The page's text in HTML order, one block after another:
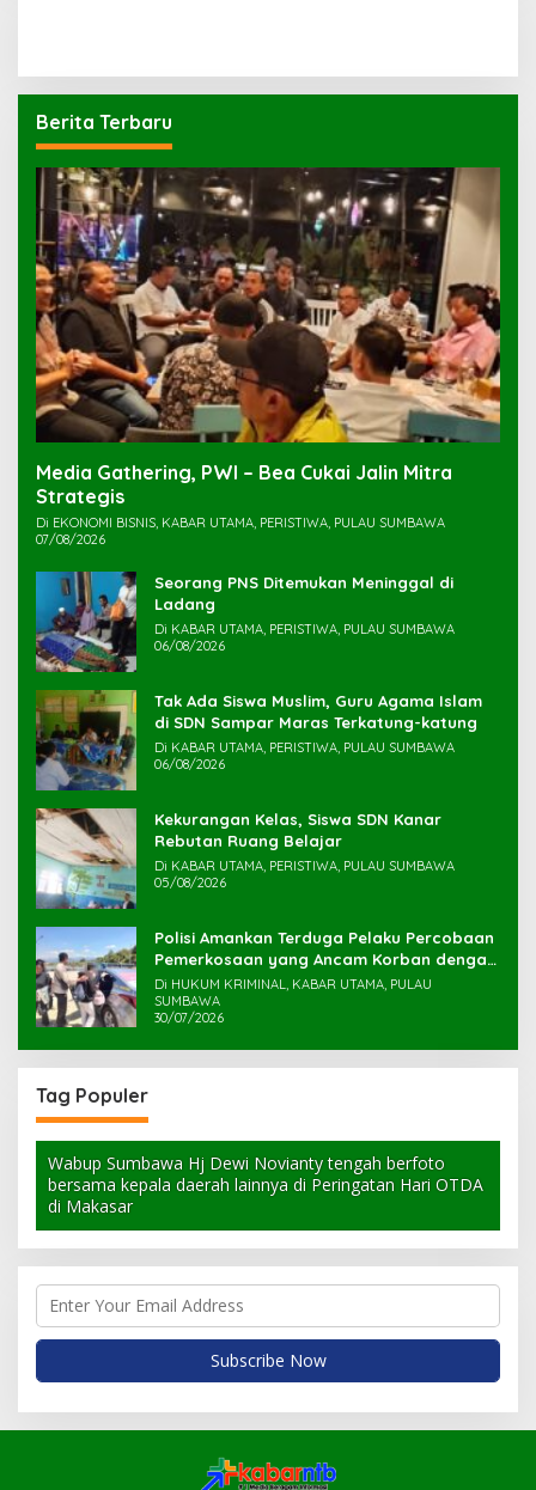
Berita Terbaru
Media Gathering, PWI – Bea Cukai Jalin Mitra
Strategis
Di EKONOMI BISNIS, KABAR UTAMA, PERISTIWA, PULAU SUMBAWA
07/08/2026
Seorang PNS Ditemukan Meninggal di
Ladang
Di KABAR UTAMA, PERISTIWA, PULAU SUMBAWA
06/08/2026
Tak Ada Siswa Muslim, Guru Agama Islam
di SDN Sampar Maras Terkatung-katung ‎
Di KABAR UTAMA, PERISTIWA, PULAU SUMBAWA
06/08/2026
Kekurangan Kelas, Siswa SDN Kanar
Rebutan Ruang Belajar
Di KABAR UTAMA, PERISTIWA, PULAU SUMBAWA
05/08/2026
Polisi Amankan Terduga Pelaku Percobaan
Pemerkosaan yang Ancam Korban dengan
Parang
Di HUKUM KRIMINAL, KABAR UTAMA, PULAU
SUMBAWA
30/07/2026
Tag Populer
Wabup Sumbawa Hj Dewi Novianty tengah berfoto
bersama kepala daerah lainnya di Peringatan Hari OTDA
di Makasar